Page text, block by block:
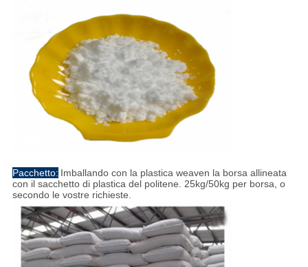
Pacchetto: Imballando con la plastica weaven la borsa allineata
con il sacchetto di plastica del politene. 25kg/50kg per borsa, o
secondo le vostre richieste.